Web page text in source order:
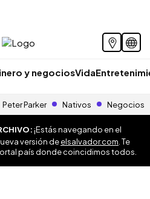
y negociosVida
Peter Parker Nativos Negocios
¡Estás navegando en el
versión deelsalvador.com . Te
país donde coincidimos todos.